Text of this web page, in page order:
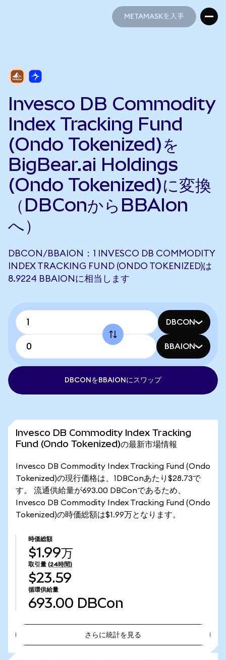
METAMASKを入手
Invesco DB Commodity
Index Tracking Fund
(Ondo Tokenized)を
BigBear.ai Holdings
(Ondo Tokenized)に変換
（DBConからBBAIon
へ）
DBCON/BBAION：1 INVESCO DB COMMODITY
INDEX TRACKING FUND (ONDO TOKENIZED)は
8.9224 BBAIONに相当します
DBCON
BBAION
DBCONをBBAIONにスワップ
Invesco DB Commodity Index Tracking
Fund (Ondo Tokenized)の最新市場情報
Invesco DB Commodity Index Tracking Fund (Ondo
Tokenized)の現行価格は、1DBConあたり$28.73で
す。 流通供給量が693.00 DBConであるため、
Invesco DB Commodity Index Tracking Fund (Ondo
Tokenized)の時価総額は$1.99万となります。
時価総額
$1.99万
取引量 (24時間)
$23.59
循環供給量
693.00 DBCon
さらに統計を見る